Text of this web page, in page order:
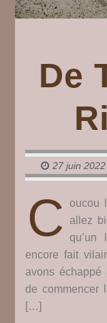
De
27 juin 2022
C
oucou
allez
qu’un
encore fait
avons
de commencer
[…]